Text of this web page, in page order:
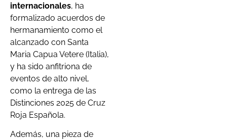
internacionales, ha
formalizado acuerdos de
hermanamiento como el
alcanzado con Santa
Maria Capua Vetere (Italia),
y ha sido anfitriona de
eventos de alto nivel,
como la entrega de las
Distinciones 2025 de Cruz
Roja Española.
Además, una pieza de